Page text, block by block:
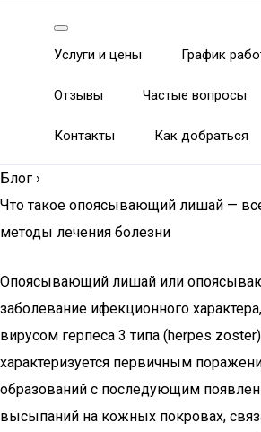
Услуги и цены График
Отзывы Частые вопросы
Контакты Как добраться
Блог ›
Что такое опоясывающий лишай —
методы лечения болезни
Опоясывающий лишай или
заболевание ифекционного
вирусом герпеса 3 типа (herpes
характеризуется первичным
образований с последующим
высыпаний на кожных покровах,